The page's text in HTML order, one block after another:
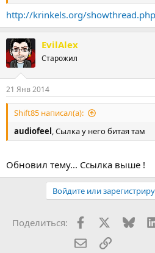
http://krinkels.org/
EvilAlex
Старожил
21 Янв 2014
Shift85 написал(а):
audiofeel, Сылка у него битая там
Обновил тему... Ссылка выше !
Войдите или
Поделиться: FacebookX (Twitter)
Электронная
Ссылка